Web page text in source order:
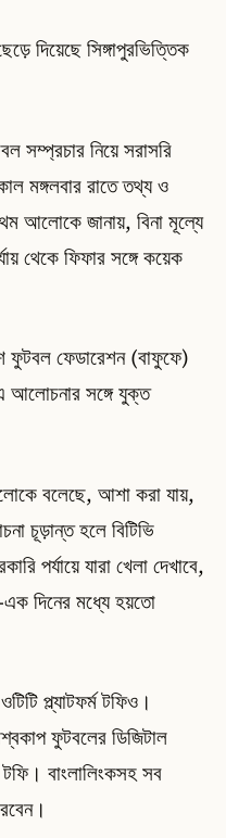
দিয়েছে সিঙ্গাপুরভিত্তিক
সম্প্রচার নিয়ে সরাসরি
মঙ্গলবার রাতে তথ্য ও
আলোকে জানায়, বিনা মূল্যে
থেকে ফিফার সঙ্গে কয়েক
ফুটবল ফেডারেশন (বাফুফে)
এ আলোচনার সঙ্গে যুক্ত
বলেছে, আশা করা যায়,
চূড়ান্ত হলে বিটিভি
পর্যায়ে যারা খেলা দেখাবে,
দিনের মধ্যে হয়তো
প্ল্যাটফর্ম টফিও।
ফুটবলের ডিজিটাল
বাংলালিংকসহ সব